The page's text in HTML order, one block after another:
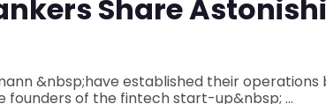
Share
founders of the fintech start-up&nbsp; ...